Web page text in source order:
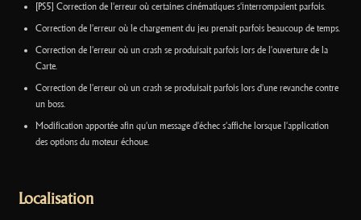
[PS5] Correction de l'erreur où certaines cinématiques s'interrompaient parfois.
Correction de l'erreur où le chargement du jeu prenait parfois beaucoup de temps.
Correction de l'erreur où un crash se produisait parfois lors de l'ouverture de la
Carte.
Correction de l'erreur où un crash se produisait parfois lors d'une revanche contre
un boss.
Modification apportée afin qu'un message d'échec s'affiche lorsque l'application
des options du moteur échoue.
Localisation